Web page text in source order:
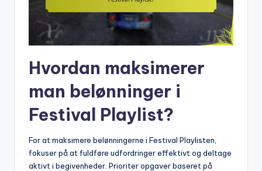
Hvordan maksimerer
man belønninger i
Festival Playlist?
For at maksimere belønningerne i Festival Playlisten,
fokuser på at fuldføre udfordringer effektivt og deltage
aktivt i begivenheder. Prioriter opgaver baseret på